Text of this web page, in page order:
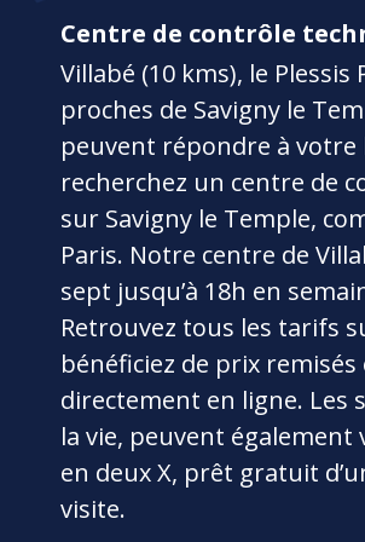
Centre de contrôle
Villabé (10 kms), le Plessis
proches de Savigny le
peuvent répondre à votre
recherchez un centre de
sur Savigny le Temple,
Paris. Notre centre de
sept jusqu’à 18h en
Retrouvez tous les tarifs
bénéficiez de prix
directement en ligne. Les
la vie, peuvent
en deux X, prêt gratuit
visite.